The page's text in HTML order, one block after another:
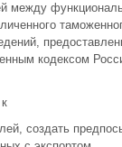
между
кодексом
создать